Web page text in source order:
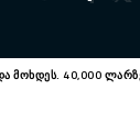
40,000